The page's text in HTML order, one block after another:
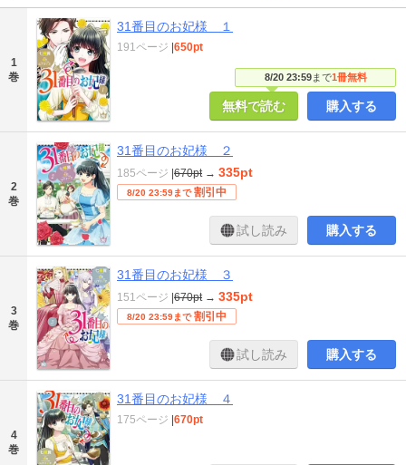
1
巻
31番目のお妃様 １
8/20 23:59まで1冊無料
191ページ |650pt
無料で読む 購入する
2
巻
31番目のお妃様 ２
185ページ |670pt → 335pt
8/20 23:59まで 割引中
試し読み 購入する
3
巻
31番目のお妃様 ３
151ページ |670pt → 335pt
8/20 23:59まで 割引中
試し読み 購入する
4
巻
31番目のお妃様 ４
175ページ |670pt